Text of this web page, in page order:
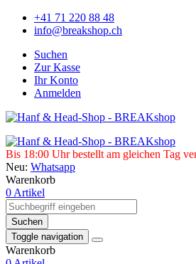
+41 71 220 88 48
info@breakshop.ch
Suchen
Zur Kasse
Ihr Konto
Anmelden
Bis 18:00 Uhr bestellt am gleichen Tag
Neu: Whatsapp
Warenkorb
0 Artikel
Suchen
Toggle navigation
Warenkorb